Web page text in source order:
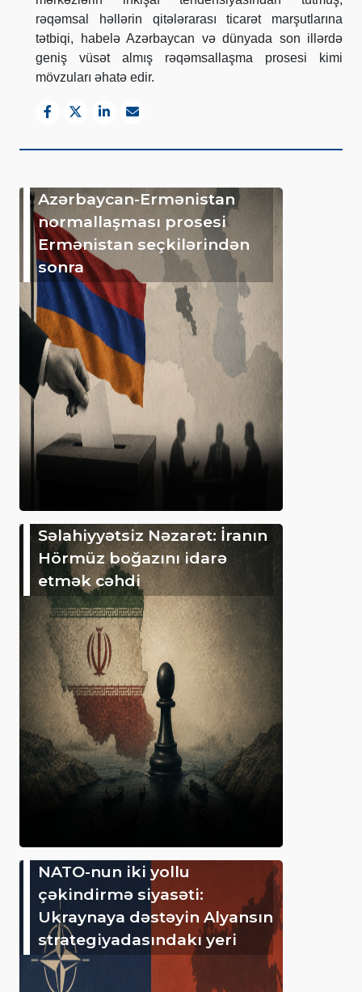
rəqəmsal həllərin qitələrarası ticarət marşutlarına
tətbiqi, habelə Azərbaycan və dünyada son illərdə
geniş vüsət almış rəqəmsallaşma prosesi kimi
mövzuları əhatə edir.
Azərbaycan-Ermənistan
normallaşması prosesi
Ermənistan seçkilərindən
sonra
Səlahiyyətsiz Nəzarət: İranın
Hörmüz boğazını idarə
etmək cəhdi
NATO-nun iki yollu
çəkindirmə siyasəti:
Ukraynaya dəstəyin Alyansın
strategiyadasındakı yeri